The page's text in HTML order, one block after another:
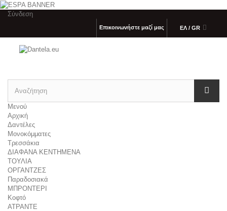
Σύνδεση
ΕΛ / GR
Επικοινωνήστε μαζί μας
Μενού
Αρχική
Δαντέλες
Μονοκόμματες
Τρεσσάκια
ΔΙΑΦΑΝΑ ΚΕΝΤΗΜΕΝΑ
ΤΟΥΛΙΑ
ΟΡΓΑΝΤΖΕΣ
Παραδοσιακά
ΜΠΡΟΝΤΕΡΙ
Κοφτό
ΑΤΡΑΝΤΕ